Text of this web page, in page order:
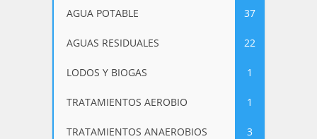
AGUA POTABLE 37
AGUAS RESIDUALES 22
LODOS Y BIOGAS 1
TRATAMIENTOS AEROBIO 1
TRATAMIENTOS ANAEROBIOS 3